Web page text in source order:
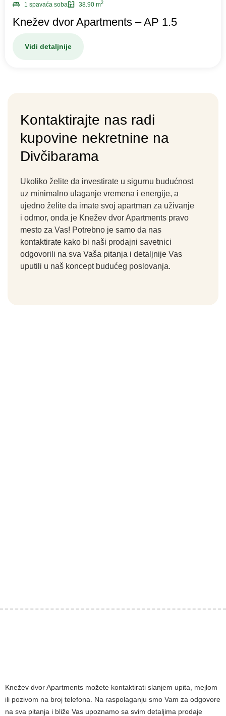
1 spavaća soba 38.90 m2
Knežev dvor Apartments – AP 1.5
Vidi detaljnije
Kontaktirajte nas radi
kupovine nekretnine na
Divčibarama​
Ukoliko želite da investirate u sigurnu budućnost
uz minimalno ulaganje vremena i energije, a
ujedno želite da imate svoj apartman za uživanje
i odmor, onda je Knežev dvor Apartments pravo
mesto za Vas! Potrebno je samo da nas
kontaktirate kako bi naši prodajni savetnici
odgovorili na sva Vaša pitanja i detaljnije Vas
uputili u naš koncept budućeg poslovanja.
Knežev dvor Apartments možete kontaktirati slanjem upita, mejlom
ili pozivom na broj telefona. Na raspolaganju smo Vam za odgovore
na sva pitanja i bliže Vas upoznamo sa svim detaljima prodaje